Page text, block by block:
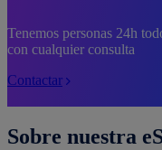
Tenemos personas 24h
con cualquier consulta
Contactar
Sobre nuestra